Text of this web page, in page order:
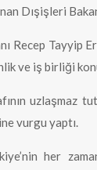
Dışişleri
Recep Tayyip
ve iş birliği
uzlaşmaz
vurgu yaptı.
her